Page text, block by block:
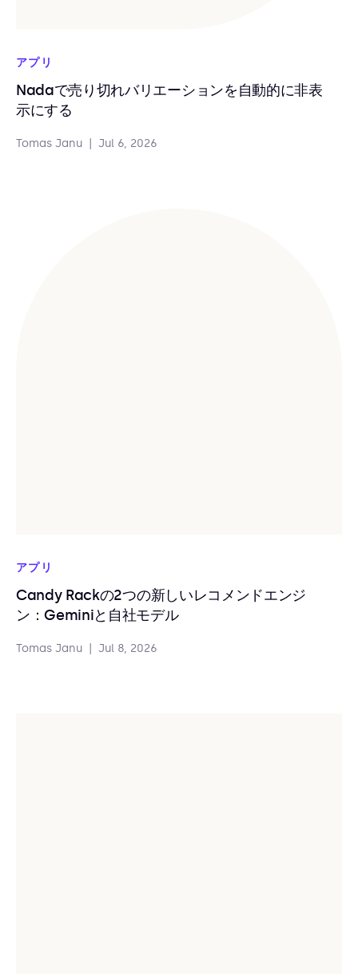
アプリ
Nadaで売り切れバリエーションを自動的に非表
示にする
Tomas Janu Jul 6, 2026
アプリ
Candy Rackの2つの新しいレコメンドエンジ
ン：Geminiと自社モデル
Tomas Janu Jul 8, 2026